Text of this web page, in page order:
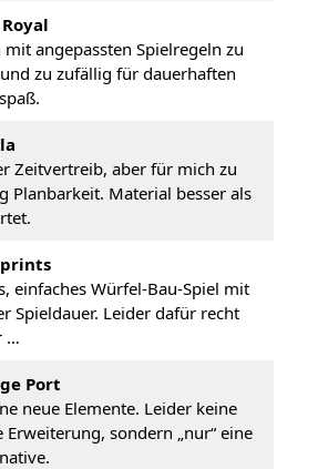
mit angepassten Spielregeln zu
zu zufällig für dauerhaften
Zeitvertreib, aber für mich zu
Planbarkeit. Material besser als
einfaches Würfel-Bau-Spiel mit
Spieldauer. Leider dafür recht
…
Port
neue Elemente. Leider keine
Erweiterung, sondern „nur“ eine